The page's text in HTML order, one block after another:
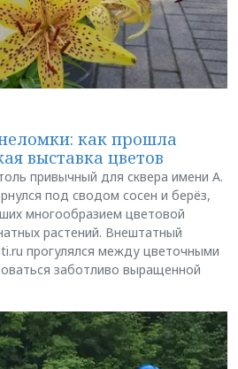
как прошла
выставка цветов
привычный для сквера имени А.
под сводом сосен и берёз,
многообразием цветовой
растений. Внештатный
прогулялся между цветочными
заботливо выращенной